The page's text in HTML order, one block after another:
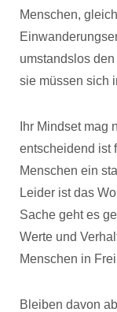
Menschen,
umstandslos
sie müssen sich
Ihr Mindset mag
entscheidend ist
Menschen ein
Leider ist das
Sache geht es
Werte und
Menschen in
Bleiben davon